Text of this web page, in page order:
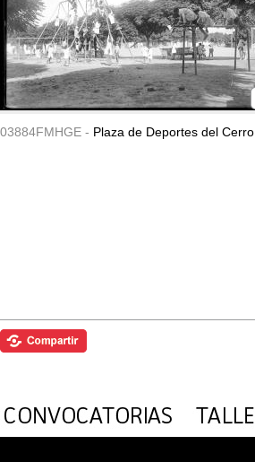
03884FMHGE - Plaza de Deportes del Cerro.